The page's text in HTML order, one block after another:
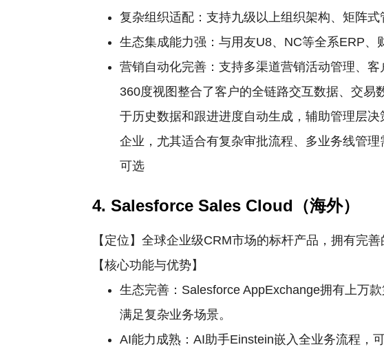
复杂组织适配：支持九级以上组织架构、矩阵
生态集成能力强：与用友U8、NC等全系ERP、
营销自动化完善：支持多渠道营销活动管理、
360度视图整合了客户的全链路交互数据、交
于历史数据和跟进进度自动生成，辅助管理层
企业，尤其适合有复杂审批流程、多业务线管
可选
4. Salesforce Sales Cloud（海外）
【定位】全球企业级CRM市场的标杆产品，拥有完
【核心功能与优势】
生态完善：Salesforce AppExchange拥有上万
满足复杂业务场景。
AI能力成熟：AI助手Einstein嵌入全业务流程，